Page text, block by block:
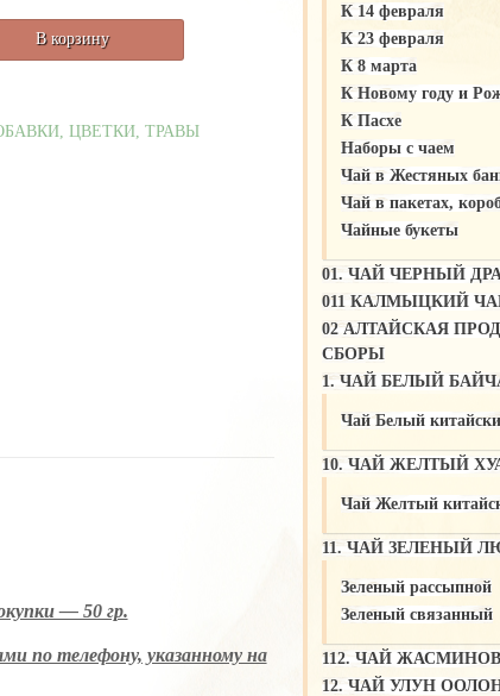
В корзину
ЦВЕТКИ, ТРАВЫ
— 50 гр.
по телефону, указанному на
К 14 февраля
К 23 февраля
К 8 марта
К Новому году и
К Пасхе
Наборы с чаем
Чай в Жестяных
Чай в пакетах,
Чайные букеты
01. ЧАЙ ЧЕРНЫЙ
011 КАЛМЫЦКИЙ
02 АЛТАЙСКАЯ
СБОРЫ
1. ЧАЙ БЕЛЫЙ
Чай Белый
10. ЧАЙ ЖЕЛТЫЙ
Чай Желтый
11. ЧАЙ ЗЕЛЕНЫЙ
Зеленый рассыпной
Зеленый связанный
112. ЧАЙ
12. ЧАЙ УЛУН